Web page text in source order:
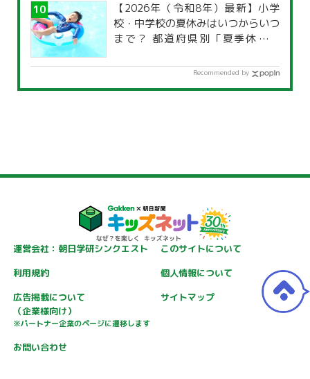
【2026年（令和8年）最新】小学
校・中学校の夏休みはいつからいつ
まで？ 都道府県別「夏季休暇一
Recommended by
運営会社：朝日学研シンクエスト
このサイトについて
利用規約
個人情報について
広告掲載について
（企業様向け）
※パートナー企業のページに遷移します
サイトマップ
お問い合わせ